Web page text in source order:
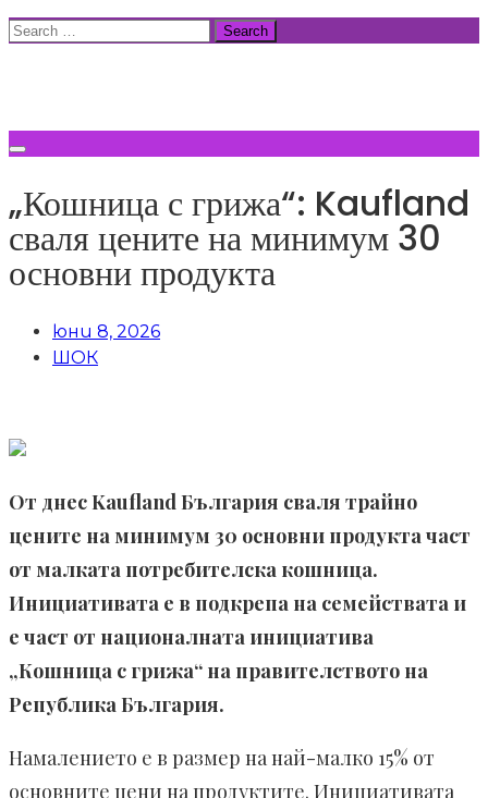
Skip
Search
„Кошница с грижа“: Kaufland
сваля цените на минимум 30
основни продукта
юни 8, 2026
ШОК
От днес Kaufland България сваля трайно
цените на минимум 30 основни продукта част
от малката потребителска кошница.
Инициативата е в подкрепа на семействата и
е част от националната инициатива
„Кошница с грижа“ на правителството на
Република България.
Намалението е в размер на най-малко 15% от
основните цени на продуктите. Инициативата